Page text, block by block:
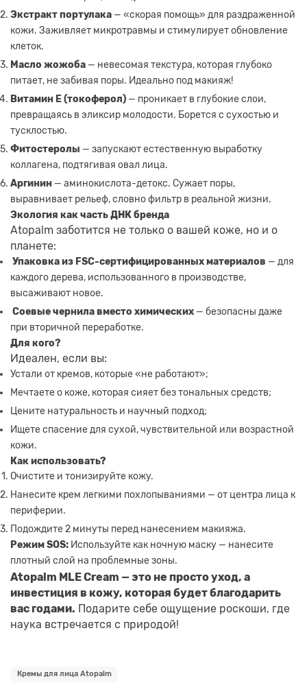
Экстракт портулака — «скорая помощь» для раздраженной
кожи. Заживляет микротравмы и стимулирует обновление
клеток.
Масло жожоба — невесомая текстура, которая глубоко
питает, не забивая поры. Идеально под макияж!
Витамин Е (токоферол) — проникает в глубокие слои,
превращаясь в эликсир молодости. Борется с сухостью и
тусклостью.
Фитостеролы — запускают естественную выработку
коллагена, подтягивая овал лица.
Аргинин — аминокислота-детокс. Сужает поры,
выравнивает рельеф, словно фильтр в реальной жизни.
Экология как часть ДНК бренда
Atopalm заботится не только о вашей коже, но и о
планете:
Упаковка из FSC-сертифицированных материалов — для
каждого дерева, использованного в производстве,
высаживают новое.
Соевые чернила вместо химических — безопасны даже
при вторичной переработке.
Для кого?
Идеален, если вы:
Устали от кремов, которые «не работают»;
Мечтаете о коже, которая сияет без тональных средств;
Цените натуральность и научный подход;
Ищете спасение для сухой, чувствительной или возрастной
кожи.
Как использовать?
Очистите и тонизируйте кожу.
Нанесите крем легкими похлопываниями — от центра лица к
периферии.
Подождите 2 минуты перед нанесением макияжа.
Режим SOS: Используйте как ночную маску — нанесите
плотный слой на проблемные зоны.
Atopalm MLE Cream — это не просто уход, а
инвестиция в кожу, которая будет благодарить
вас годами. Подарите себе ощущение роскоши, где
наука встречается с природой!
Кремы для лица Atopalm